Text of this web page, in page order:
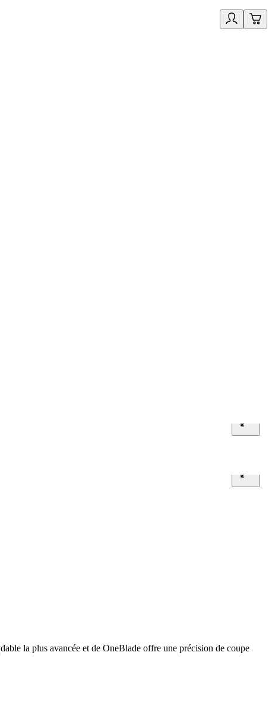
la plus avancée et de OneBlade offre une précision de coupe